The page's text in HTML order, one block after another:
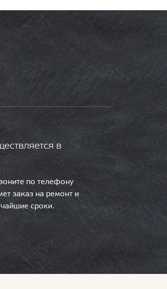
в
по телефону
заказ на ремонт и
сроки.